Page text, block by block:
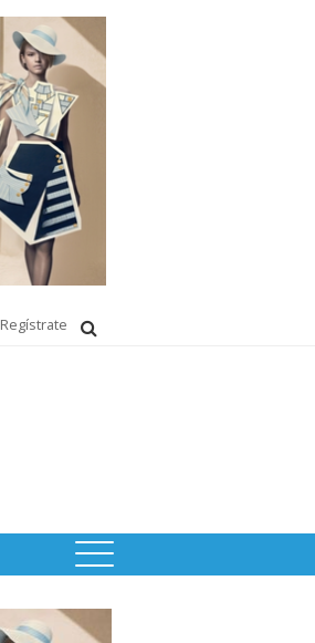
Regístrate